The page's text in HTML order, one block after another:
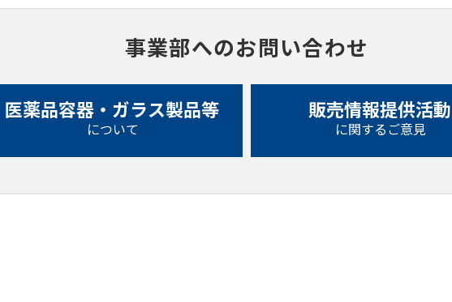
事業部へのお問い合わせ
医薬品容器・ガラス製品等
について
販売情報提供活動
に関するご意見